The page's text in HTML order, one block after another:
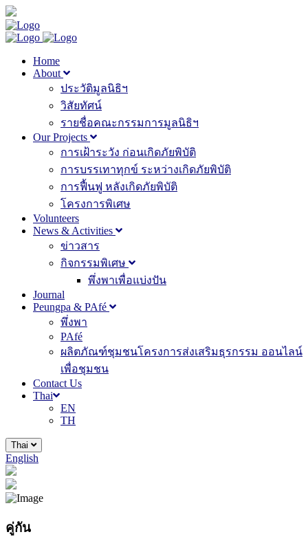
Home
About
ประวัติมูลนิธิฯ
วิสัยทัศน์
รายชื่อคณะกรรมการมูลนิธิฯ
Our Projects
การเฝ้าระวัง ก่อนเกิดภัยพิบัติ
การบรรเทาทุกข์ ระหว่างเกิดภัยพิบัติ
การฟื้นฟู หลังเกิดภัยพิบัติ
โครงการพิเศษ
Volunteers
News & Activities
ข่าวสาร
กิจกรรมพิเศษ
พึ่งพาเพื่อแบ่งปัน
Journal
Peungpa & PAfé
พึ่งพา
PAfé
ผลิตภัณฑ์ชุมชนโครงการส่งเสริมธุรกรรม ออนไลน์
เพื่อชุมชน
Contact Us
Thai
EN
TH
Thai
English
คู่กัน